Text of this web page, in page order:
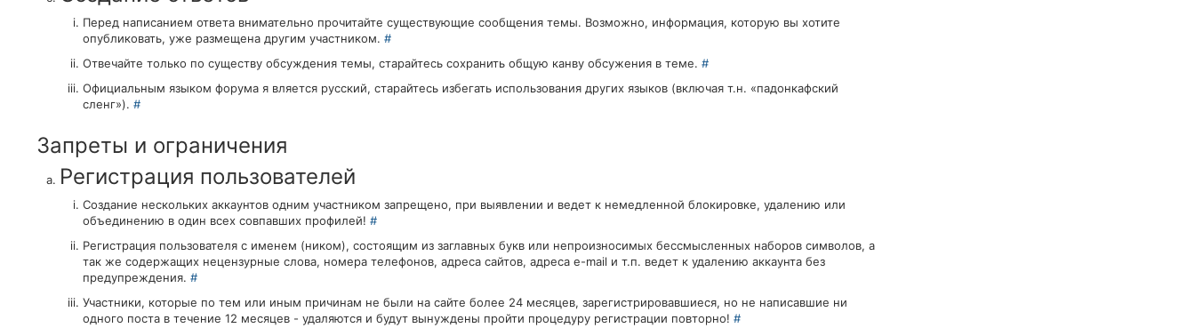
Перед написанием ответа внимательно прочитайте существующие сообщения темы. Возможно, информация, которую вы хотите
опубликовать, уже размещена другим участником. #
Отвечайте только по существу обсуждения темы, старайтесь сохранить общую канву обсужения в теме. #
Официальным языком форума я вляется русский, старайтесь избегать использования других языков (включая т.н. «падонкафский
сленг»). #
Запреты и ограничения
Регистрация пользователей
Создание нескольких аккаунтов одним участником запрещено, при выявлении и ведет к немедленной блокировке, удалению или
объединению в один всех совпавших профилей! #
Регистрация пользователя с именем (ником), состоящим из заглавных букв или непроизносимых бессмысленных наборов символов, а
так же содержащих нецензурные слова, номера телефонов, адреса сайтов, адреса e-mail и т.п. ведет к удалению аккаунта без
предупреждения. #
Участники, которые по тем или иным причинам не были на сайте более 24 месяцев, зарегистрировавшиеся, но не написавшие ни
одного поста в течение 12 месяцев - удаляются и будут вынуждены пройти процедуру регистрации повторно! #